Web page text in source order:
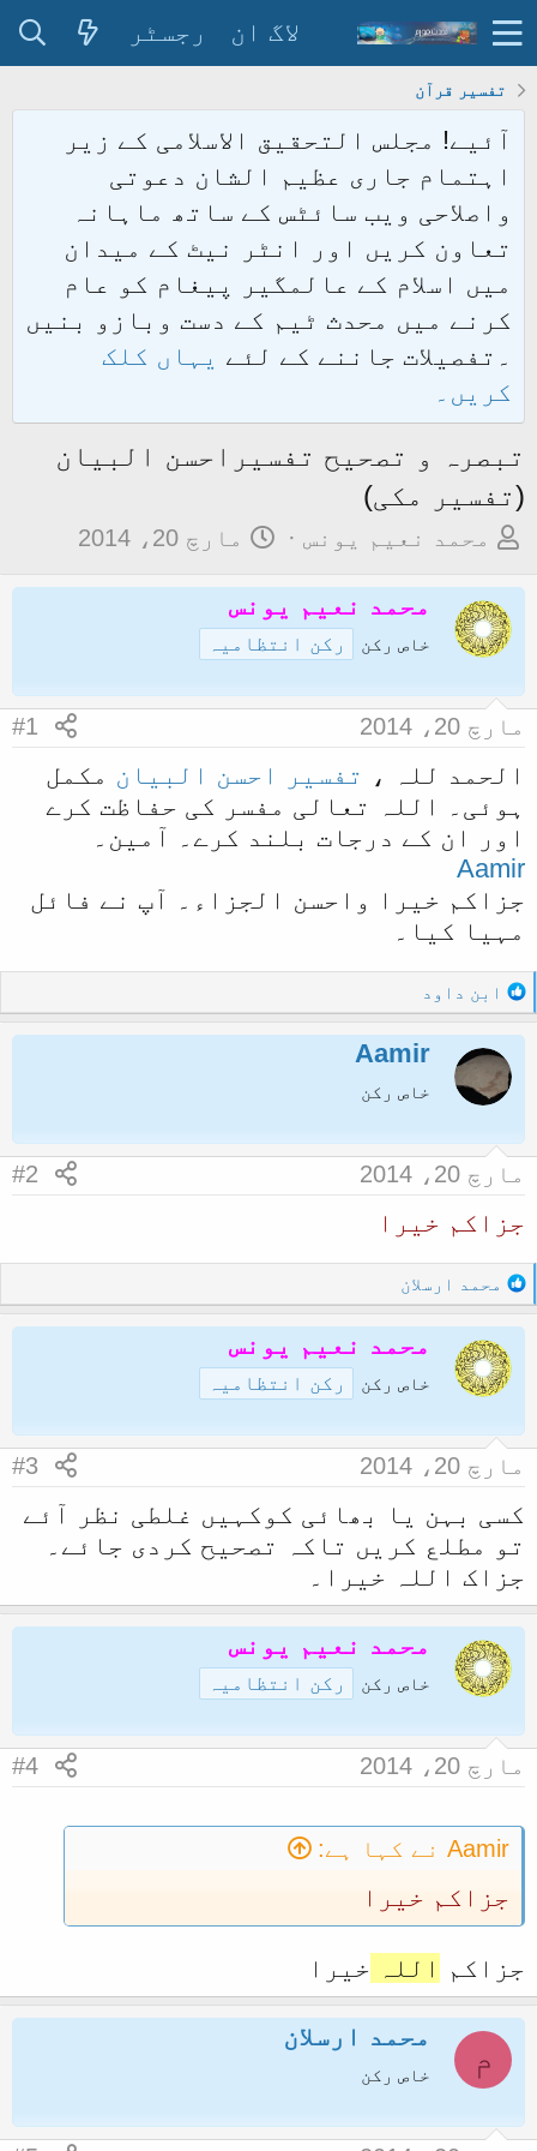
لاگ ان رجسٹر
تفسیر قرآن
آئیے! مجلس التحقیق الاسلامی کے زیر
اہتمام جاری عظیم الشان دعوتی
واصلاحی ویب سائٹس کے ساتھ ماہانہ
تعاون کریں اور انٹر نیٹ کے میدان
میں اسلام کے عالمگیر پیغام کو عام
کرنے میں محدث ٹیم کے دست وبازو بنیں
۔تفصیلات جاننے کے لئے یہاں کلک
کریں۔
تبصرہ و تصحیح تفسیراحسن البیان
(تفسیر مکی)
م
ض
و
ک
ا
آ
غ
ا
ز
ک
ر
ن
ے
و
ا
ل
ا
محمد نعیم یونس
ت
ر
ی
آ
ز
مارچ 20، 2014
محمد نعیم یونس
خاص رکن رکن انتظامیہ
مارچ 20، 2014 #1
الحمد للہ ، تفسیر احسن البیان مکمل
ہوئی۔ اللہ تعالی مفسر کی حفاظت کرے
اور ان کے درجات بلند کرے۔ آمین۔
Aamir
جزاکم خیرا واحسن الجزاء۔ آپ نے فائل
مہیا کیا۔
R
e
a
c
t
o
n
:
ابن داود
Aamir
خاص رکن
مارچ 20، 2014 #2
جزاکم خیرا
R
e
a
c
t
o
n
محمد ارسلان
محمد نعیم یونس
خاص رکن رکن انتظامیہ
مارچ 20، 2014 #3
کسی بہن یا بھائی کوکہیں غلطی نظر آئے
تو مطلع کریں تاکہ تصحیح کردی جائے۔
جزاک اللہ خیرا۔
محمد نعیم یونس
خاص رکن رکن انتظامیہ
مارچ 20، 2014 #4
Aamir نے کہا ہے:
جزاکم خیرا
جزاکم اللہ خیرا
م
محمد ارسلان
خاص رکن